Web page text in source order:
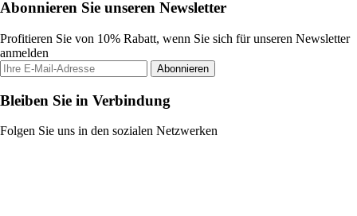
Abonnieren Sie unseren Newsletter
Profitieren Sie von 10% Rabatt, wenn Sie sich für unseren Newsletter
anmelden
Abonnieren
Bleiben Sie in Verbindung
Folgen Sie uns in den sozialen Netzwerken